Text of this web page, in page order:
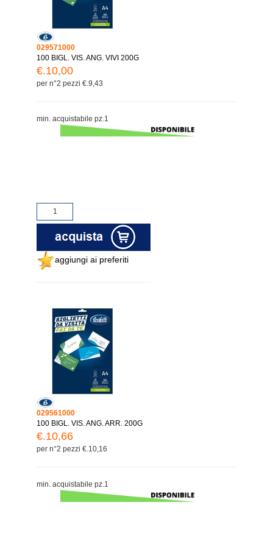
029571000
100 BIGL. VIS. ANG. VIVI 200G
€.10,00
per n°2 pezzi €.9,43
min. acquistabile pz.1
aggiungi ai preferiti
029561000
100 BIGL. VIS. ANG. ARR. 200G
€.10,66
per n°2 pezzi €.10,16
min. acquistabile pz.1